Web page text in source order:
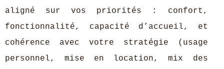
aligné sur vos priorités : confort,
fonctionnalité, capacité d’accueil, et
cohérence avec votre stratégie (usage
personnel, mise en location, mix des